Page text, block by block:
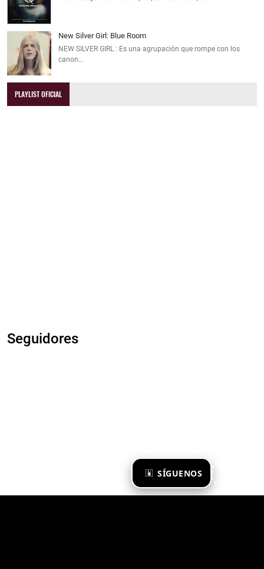
SÍGUENOS
New Silver Girl: Blue Room
NEW SILVER GIRL : Es una agrupación que rompe con los
canon…
PLAYLIST OFICIAL
Seguidores